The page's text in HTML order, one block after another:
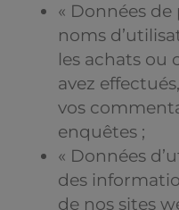
« Données de
noms
les achats ou
avez
vos
enquêtes ;
« Données
des
de nos sites